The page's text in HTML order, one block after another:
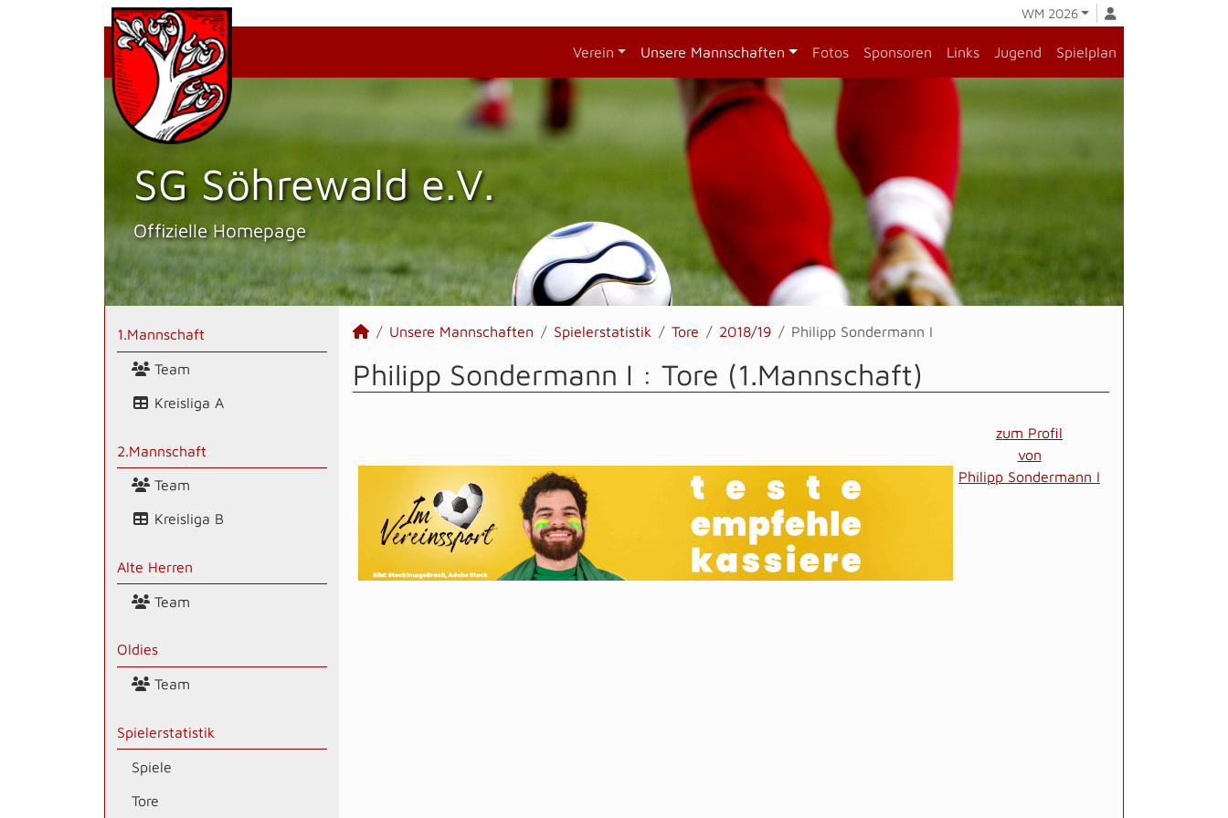
WM 2026
Verein Unsere Mannschaften Fotos Sponsoren Links Jugend Spielplan
SG Söhrewald e.V.
Offizielle Homepage
1.Mannschaft
Team
Kreisliga A
2.Mannschaft
Team
Kreisliga B
Alte Herren
Team
Oldies
Team
Spielerstatistik
Spiele
Tore
Unsere Mannschaften Spielerstatistik Tore 2018/19 Philipp Sondermann I
Philipp Sondermann I : Tore (1.Mannschaft)
zum Profil
von
Philipp Sondermann I